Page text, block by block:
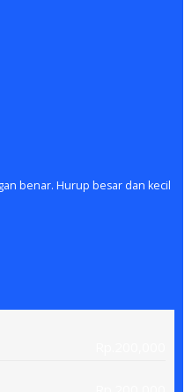
benar. Hurup besar dan kecil